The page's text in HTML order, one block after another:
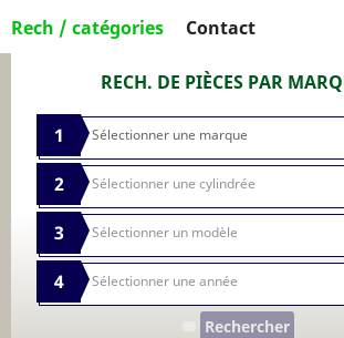
Rech / catégories Contact
RECH. DE PIÈCES PAR
1
2
3
4
Rechercher